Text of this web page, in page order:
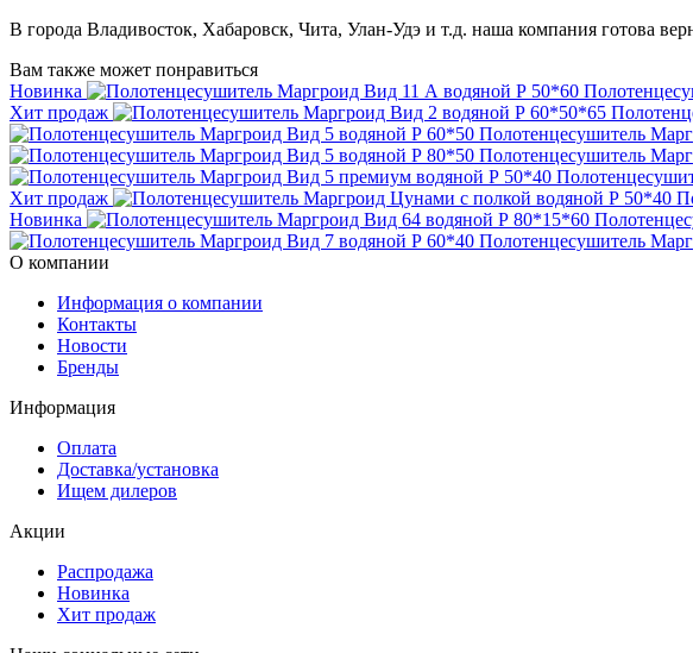
В города Владивосток, Хабаровск, Чита, Улан-Удэ и т.д. наша компания готова
Вам также может понравиться
Новинка
Хит продаж
Полотенцесушитель
Полотенцесушитель
Хит продаж
Новинка
Полотенцесушитель
О компании
Информация о компании
Контакты
Новости
Бренды
Информация
Оплата
Доставка/установка
Ищем дилеров
Акции
Распродажа
Новинка
Хит продаж